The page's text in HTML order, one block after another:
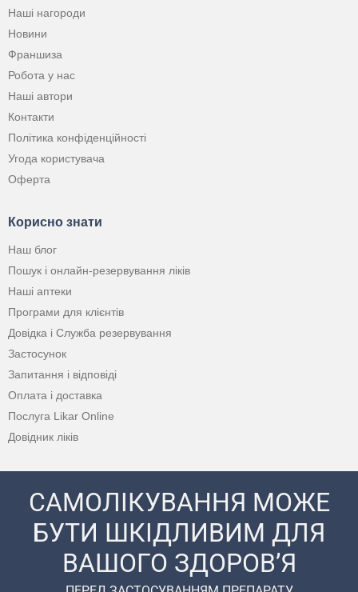
Наші нагороди
Новини
Франшиза
Робота у нас
Наші автори
Контакти
Політика конфіденційності
Угода користувача
Оферта
Корисно знати
Наш блог
Пошук і онлайн-резервування ліків
Наші аптеки
Програми для клієнтів
Довідка і Служба резервування
Застосунок
Запитання і відповіді
Оплата і доставка
Послуга Likar Online
Довідник ліків
САМОЛІКУВАННЯ МОЖЕ
БУТИ ШКІДЛИВИМ ДЛЯ
ВАШОГО ЗДОРОВ’Я